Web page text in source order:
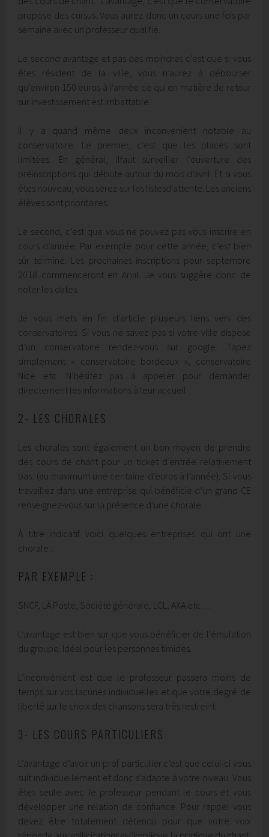
propose des cursus. Vous aurez donc un cours une fois par
semaine avec un professeur qualifié.
Le second avantage et pas des moindres c’est que si vous
êtes résident de la ville, vous n’aurez à débourser
qu’environ 150 euros à l’année ce qui en matière de retour
sur investissement est imbattable.
Il y a quand même deux inconvenient notable au
conservatoire. Le premier, c’est que les places sont
limitées. En général, ilfaut surveiller l’ouverture des
préinscriptions qui débute autour du mois d’avril. Et si vous
êtes nouveau, vous serez sur les listesd’attente. Les anciens
élèves sont prioritaires.
Le second, c’est que vous ne pouvez pas vous inscrire en
cours d’année. Par exemple pour cette année, c’est bien
sûr terminé. Les prochaines inscriptions pour septembre
2018 commenceront en Arvil. Je vous suggère donc de
noter les dates.
Je vous mets en fin d’article plusieurs liens vers des
conservatoires. Si vous ne savez pas si votre ville dispose
d’un conservatoire rendez-vous sur google. Tapez
simplement « conservatoire bordeaux », conservatoire
Nice etc. N’hésitez pas à appeler pour demander
directement les informations à leur accueil.
2- LES CHORALES
Les chorales sont également un bon moyen de prendre
des cours de chant pour un ticket d’entrée relativement
bas. (au maximum une centaine d’euros à l’année). Si vous
travaillez dans une entreprise qui bénéficie d’un grand CE
renseignez-vous sur la présence d’une chorale.
À titre indicatif voici quelques entreprises qui ont une
chorale :
PAR EXEMPLE :
SNCF, LA Poste, Société générale, LCL, AXA etc…
L’avantage est bien sur que vous bénéficier de l’émulation
du groupe. Idéal pour les personnes timides.
L’inconvénient est que le professeur passera moins de
temps sur vos lacunes individuelles et que votre degré de
liberté sur le choix des chansons sera très restreint.
3- LES COURS PARTICULIERS
L’avantage d’avoir un prof particulier c’est que celui-ci vous
suit individuellement et donc s’adapte à votre niveau. Vous
êtes seule avec le professeur pendant le cours et vous
développer une relation de confiance. Pour rappel vous
devez être totalement détendu pour que votre voix